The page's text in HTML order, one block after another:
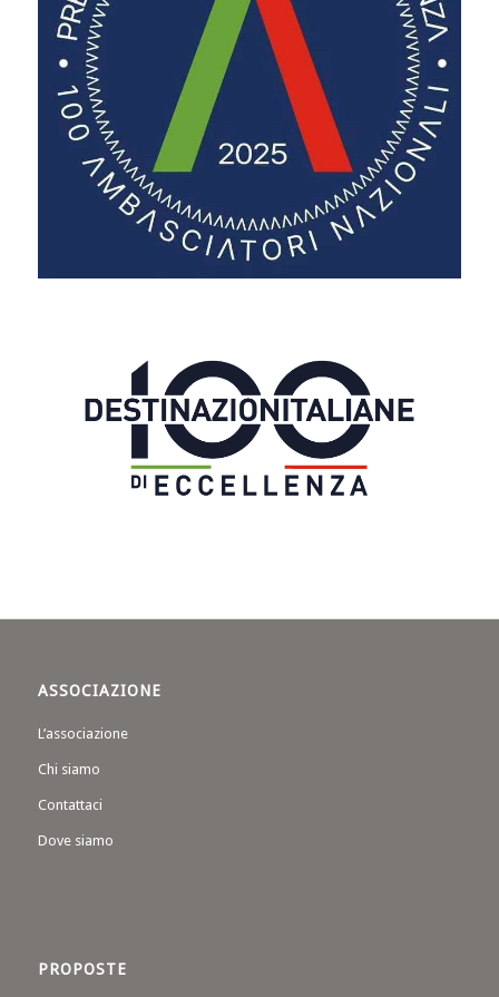
ASSOCIAZIONE
L’associazione
Chi siamo
Contattaci
Dove siamo
PROPOSTE